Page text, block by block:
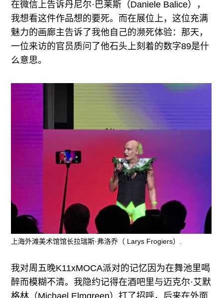
在微信上告诉丹尼尔·巴莱斯（Daniele Balice），
我想看这件作品想的要死。而在展位上，这位充满
魅力的画廊主告诉了我他自己的濒死体验：那天，
一位来访的官员质问了他石头上刻着的数字89是什
么意思。
上海外滩美术馆馆长拉瑞斯·弗洛乔（ Larys Frogiers）.
我对周五晚K11xMOCA派对的记忆因为在舞池里喝
醉而模糊不清。我隐约记得在酒吧里与迈克尔·艾默